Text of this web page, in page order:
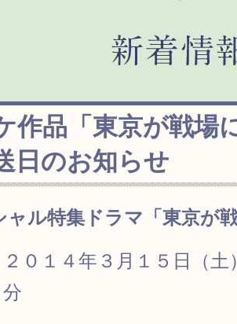
作品「東京が戦場
日のお知らせ
ャル特集ドラマ「東京が
０１４年３月１５日（